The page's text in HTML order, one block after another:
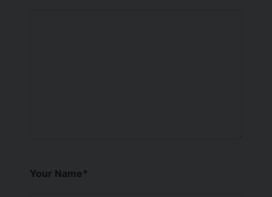
Your Name*